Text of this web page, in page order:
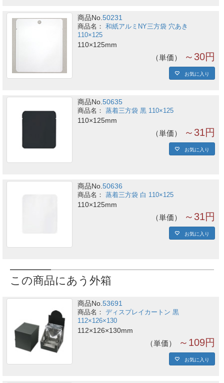
商品No.50231
和紙アルミNY三方袋 穴あき
110×125
110×125mm
単価 ～30円
お気に入り
商品No.50635
蒸着三方袋 黒 110×125
110×125mm
単価 ～31円
お気に入り
商品No.50636
蒸着三方袋 白 110×125
110×125mm
単価 ～31円
お気に入り
この商品にあう外箱
商品No.53691
ディスプレイカートン 黒
112×126×130
112×126×130mm
単価 ～109円
お気に入り